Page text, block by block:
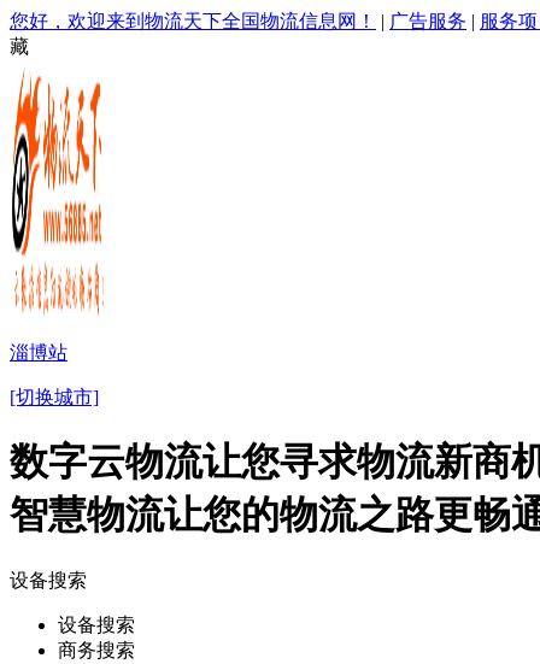
您好，欢迎来到物流天下全国物流信息网！ | 广告服务 | 服务
藏
淄博站
[切换城市]
数字云物流让您寻求物流新商
智慧物流让您的物流之路更畅
设备搜索
设备搜索
商务搜索